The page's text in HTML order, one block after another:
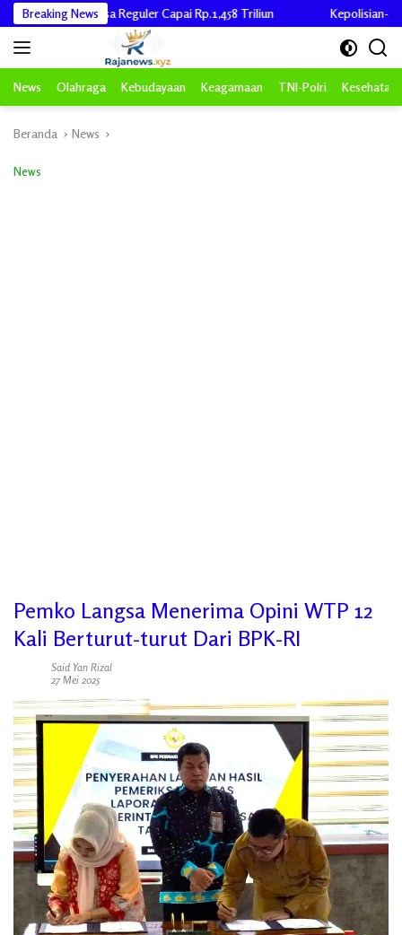
Langsung
ke
konten
Breaking News
Reguler Capai Rp.1,458 Triliun Kepolisian-RI Polda Aceh
News Olahraga Kebudayaan Keagamaan TNI-Polri Kesehatan
Beranda News
News
Pemko Langsa Menerima Opini WTP 12
Kali Berturut-turut Dari BPK-RI
Said Yan Rizal
27 Mei 2025